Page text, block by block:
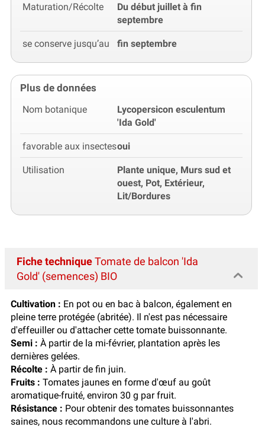
Maturation/Récolte
Du début juillet à fin
septembre
se conserve jusqu’au fin septembre
Plus de données
Nom botanique
Lycopersicon esculentum
'Ida Gold'
favorable aux insectesoui
Utilisation
Plante unique, Murs sud et
ouest, Pot, Extérieur,
Lit/Bordures
Fiche techniqueTomate de balcon 'Ida
Gold' (semences) BIO
Cultivation : En pot ou en bac à balcon, également en
pleine terre protégée (abritée). Il n'est pas nécessaire
d'effeuiller ou d'attacher cette tomate buissonnante.
Semi : À partir de la mi-février, plantation après les
dernières gelées.
Récolte : À partir de fin juin.
Fruits : Tomates jaunes en forme d'œuf au goût
aromatique-fruité, environ 30 g par fruit.
Résistance : Pour obtenir des tomates buissonnantes
saines, nous recommandons une culture à l'abri.